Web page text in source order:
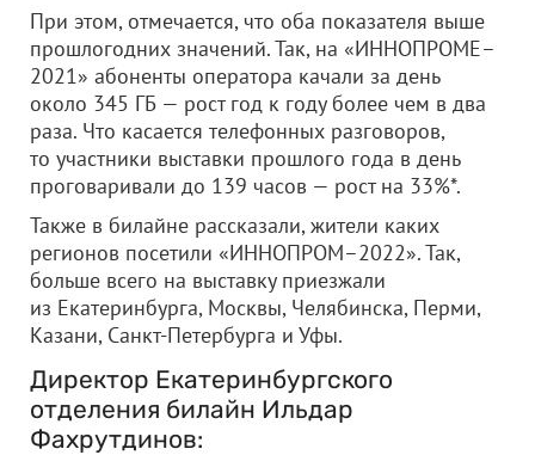
При этом, отмечается, что оба показателя выше
прошлогодних значений. Так, на «ИННОПРОМЕ–
2021» абоненты оператора качали за день
около 345 ГБ — рост год к году более чем в два
раза. Что касается телефонных разговоров,
то участники выставки прошлого года в день
проговаривали до 139 часов — рост на 33%*.
Также в билайне рассказали, жители каких
регионов посетили «ИННОПРОМ–2022». Так,
больше всего на выставку приезжали
из Екатеринбурга, Москвы, Челябинска, Перми,
Казани, Санкт-Петербурга и Уфы.
Директор Екатеринбургского
отделения билайн Ильдар
Фахрутдинов: